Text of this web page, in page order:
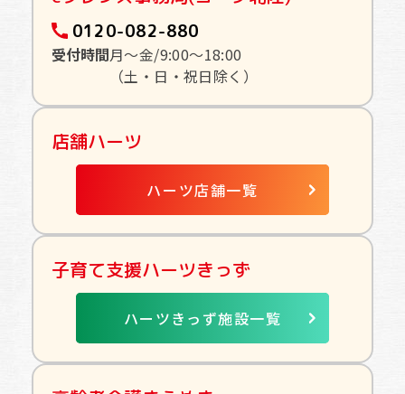
0120-082-880
受付時間月〜金/9:00〜18:00
（土・日・祝日除く）
店舗ハーツ
ハーツ店舗一覧
子育て支援ハーツきっず
ハーツきっず施設一覧